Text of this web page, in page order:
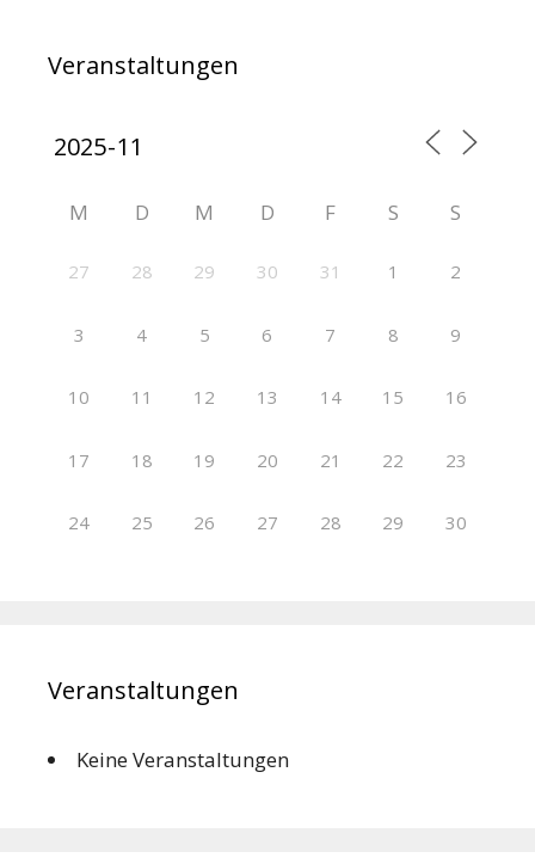
Veranstaltungen
M D M D F S S
27 28 29 30 31 1 2
3 4 5 6 7 8 9
10 11 12 13 14 15 16
17 18 19 20 21 22 23
24 25 26 27 28 29 30
Veranstaltungen
Keine Veranstaltungen